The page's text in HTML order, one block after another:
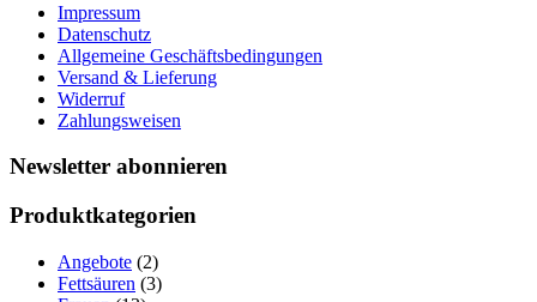
Impressum
Datenschutz
Allgemeine Geschäftsbedingungen
Versand & Lieferung
Widerruf
Zahlungsweisen
Newsletter abonnieren
Produktkategorien
Angebote (2)
Fettsäuren (3)